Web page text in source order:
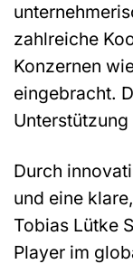
zahlreiche
Konzernen
eingebracht.
Durch
und eine
Tobias Lütke
Player im